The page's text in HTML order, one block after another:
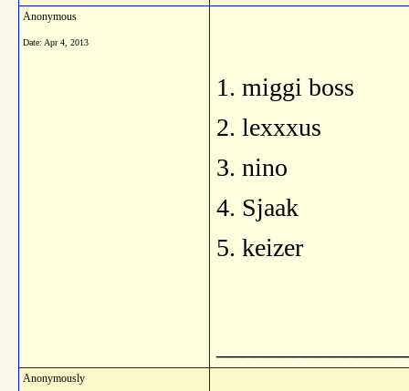
Anonymous
Date: Apr 4, 2013
1. miggi boss
2. lexxxus
3. nino
4. Sjaak
5. keizer
Anonymously